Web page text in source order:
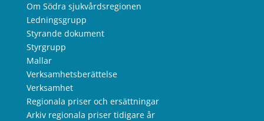
Om Södra sjukvårdsregionen
Ledningsgrupp
Styrande dokument
Styrgrupp
Mallar
Verksamhetsberättelse
Verksamhet
Regionala priser och ersättningar
Arkiv regionala priser tidigare år